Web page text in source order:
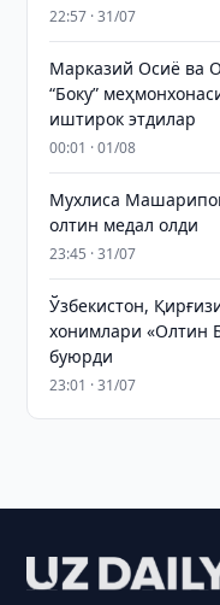
22:57 · 31/07
Марказий Осиё ва
“Боку”
иштирок этдилар
00:01 · 01/08
Мухлиса
олтин медал олди
23:45 · 31/07
Ўзбекистон,
хонимлари «Олтин
буюрди
23:01 · 31/07